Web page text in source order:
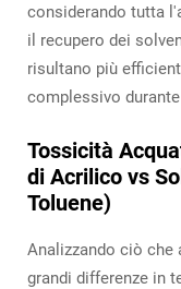
considerando tutta
il recupero dei
risultano più
complessivo
Tossicità
di Acrilico vs
Toluene)
Analizzando ciò che
grandi differenze in